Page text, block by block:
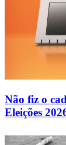
Não fiz o
Eleições